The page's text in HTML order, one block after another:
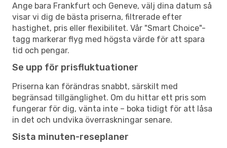
Ange bara Frankfurt och Geneve, välj dina datum så
visar vi dig de bästa priserna, filtrerade efter
hastighet, pris eller flexibilitet. Vår "Smart Choice"-
tagg markerar flyg med högsta värde för att spara
tid och pengar.
Se upp för prisfluktuationer
Priserna kan förändras snabbt, särskilt med
begränsad tillgänglighet. Om du hittar ett pris som
fungerar för dig, vänta inte – boka tidigt för att låsa
in det och undvika överraskningar senare.
Sista minuten-reseplaner